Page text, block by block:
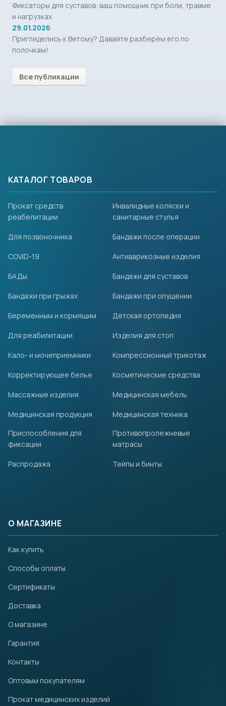
Фиксаторы для суставов: ваш помощник при боли, травме
и нагрузках
29.01.2026
Пригляделись к Ветому? Давайте разберём его по
полочкам!
Все публикации
КАТАЛОГ ТОВАРОВ
Прокат средств
реабелитации
Инвалидные коляски и
санитарные стулья
Для позвоночника Бандажи после операции
COVID-19 Антиварикозные изделия
БАДы Бандажи для суставов
Бандажи при грыжах Бандажи при опущении
Беременным и кормящим Детская ортопедия
Для реабилитации Изделия для стоп
Кало- и мочеприемники Компрессионный трикотаж
Корректирующее белье Косметические средства
Массажные изделия Медицинская мебель
Медицинская продукция
Медицинская техника
Приспособления для
фиксации
Противопролежневые
матрасы
Распродажа Тейпы и бинты
О МАГАЗИНЕ
Как купить
Способы оплаты
Сертификаты
Доставка
О магазине
Гарантия
Контакты
Оптовым покупателям
Прокат медицинских изделий